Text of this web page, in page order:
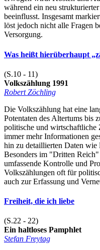
während ein neu
beeinflusst. Insgesamt
löst jedoch nicht alle Fragen
Versorgung.
Was heißt hierüberhaupt
(S.10 - 11)
Volkszählung 1991
Robert Zöchling
Die Volkszählung hat eine
Potentaten des Altertums bis
politische und
immer mehr Informationen
hin zu detaillierten Daten
Besonders im "Dritten
umfassende Kontrolle und
Volkszählungen oft für
auch zur Erfassung und
Freiheit, die ich liebe
(S.22 - 22)
Ein haltloses Pamphlet
Stefan Freytag